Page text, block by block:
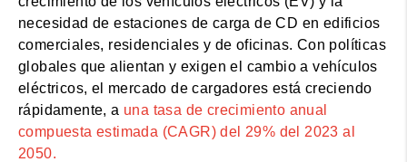
necesidad de estaciones de carga de CD en edificios
comerciales, residenciales y de oficinas. Con políticas
globales que alientan y exigen el cambio a vehículos
eléctricos, el mercado de cargadores está creciendo
rápidamente, a una tasa de crecimiento anual
compuesta estimada (CAGR) del 29% del 2023 al
2050.